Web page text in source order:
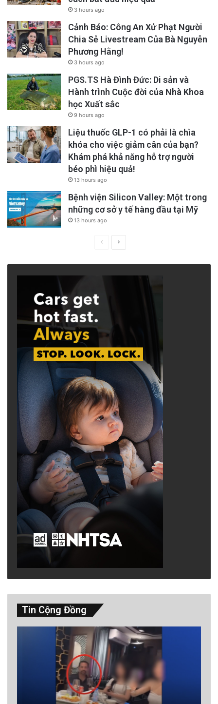
3 hours ago
Cảnh Báo: Công An Xử Phạt Người
Chia Sẻ Livestream Của Bà Nguyễn
Phương Hằng!
3 hours ago
PGS.TS Hà Đình Đức: Di sản và
Hành trình Cuộc đời của Nhà Khoa
học Xuất sắc
9 hours ago
Liệu thuốc GLP-1 có phải là chìa
khóa cho việc giảm cân của bạn?
Khám phá khả năng hỗ trợ người
béo phì hiệu quả!
13 hours ago
Bệnh viện Silicon Valley: Một trong
những cơ sở y tế hàng đầu tại Mỹ
13 hours ago
PreviousNext
Tin Cộng Đồng